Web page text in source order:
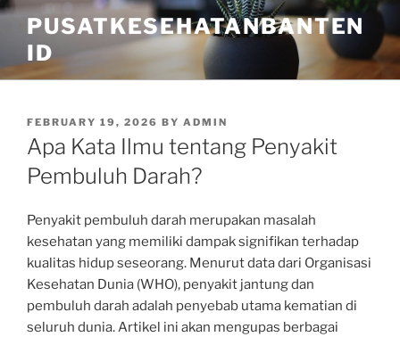
Skip
content
PUSATKESEHATANBANTEN
ID
POSTED
ON
FEBRUARY 19, 2026 BY ADMIN
Apa Kata Ilmu tentang Penyakit
Pembuluh Darah?
Penyakit pembuluh darah merupakan masalah
kesehatan yang memiliki dampak signifikan terhadap
kualitas hidup seseorang. Menurut data dari Organisasi
Kesehatan Dunia (WHO), penyakit jantung dan
pembuluh darah adalah penyebab utama kematian di
seluruh dunia. Artikel ini akan mengupas berbagai